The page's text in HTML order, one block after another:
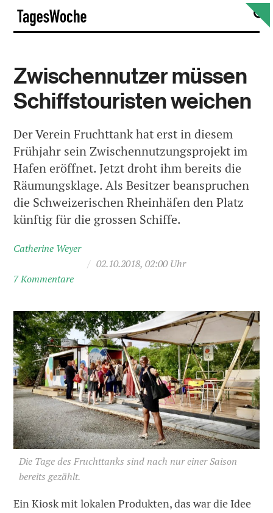
Skip
content
Zwischennutzer müssen
Schiffstouristen weichen
Der Verein Fruchttank hat erst in diesem
Frühjahr sein Zwischennutzungsprojekt im
Hafen eröffnet. Jetzt droht ihm bereits die
Räumungsklage. Als Besitzer beanspruchen
die Schweizerischen Rheinhäfen den Platz
künftig für die grossen Schiffe.
Catherine Weyer
/ 02.10.2018, 02:00 Uhr
7 Kommentare
Die Tage des Fruchttanks sind nach nur einer Saison
bereits gezählt.
Ein Kiosk mit lokalen Produkten, das war die Idee